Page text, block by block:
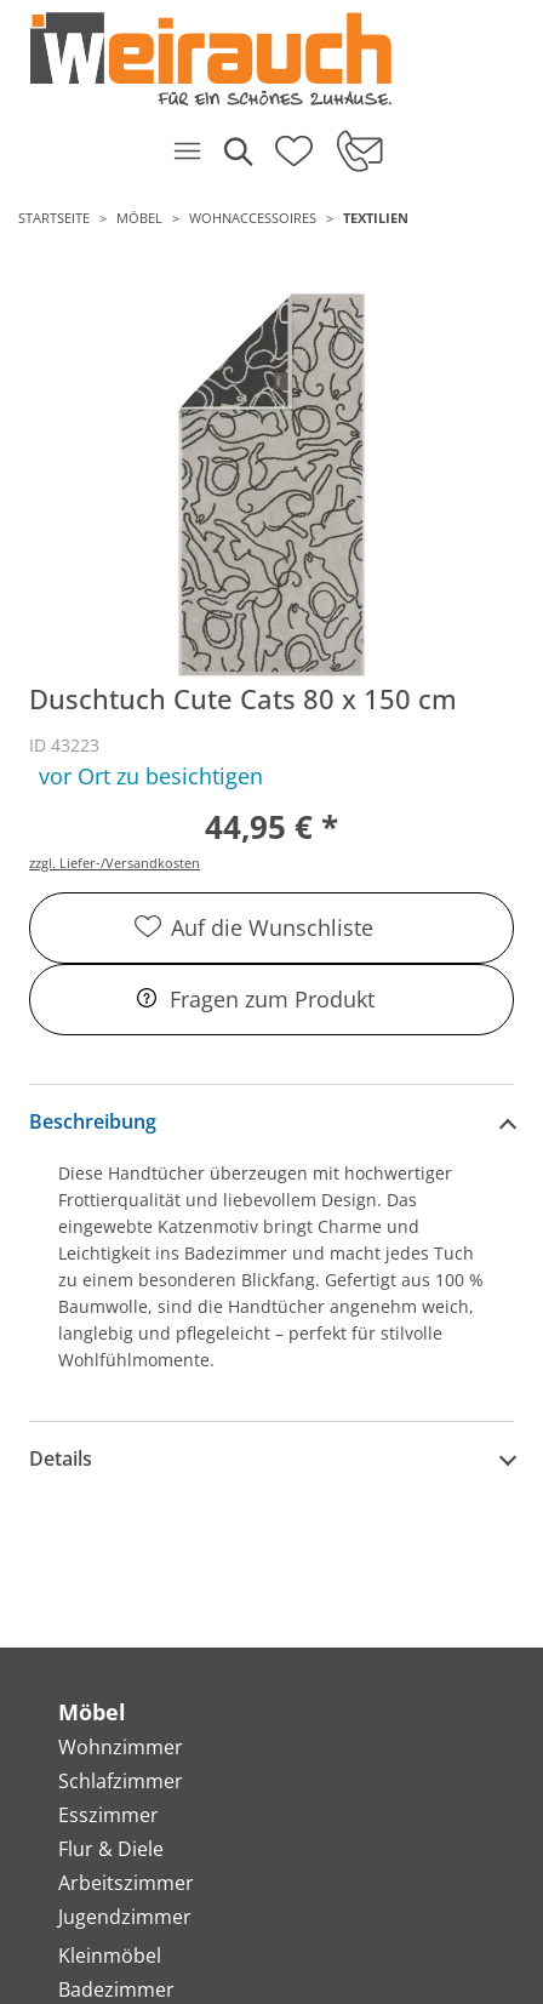
STARTSEITE MÖBEL WOHNACCESSOIRES TEXTILIEN
Duschtuch Cute Cats 80 x 150 cm
ID 43223
vor Ort zu besichtigen
44,95 € *
zzgl. Liefer-/Versandkosten
Auf die Wunschliste
Fragen zum Produkt
Beschreibung
Diese Handtücher überzeugen mit hochwertiger
Frottierqualität und liebevollem Design. Das
eingewebte Katzenmotiv bringt Charme und
Leichtigkeit ins Badezimmer und macht jedes Tuch
zu einem besonderen Blickfang. Gefertigt aus 100 %
Baumwolle, sind die Handtücher angenehm weich,
langlebig und pflegeleicht – perfekt für stilvolle
Wohlfühlmomente.
Details
Möbel
Wohnzimmer
Schlafzimmer
Esszimmer
Flur & Diele
Arbeitszimmer
Jugendzimmer
Kleinmöbel
Badezimmer